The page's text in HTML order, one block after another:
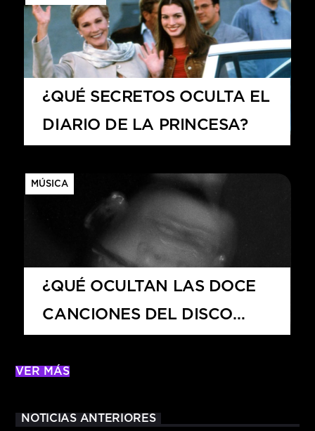
¿QUÉ SECRETOS OCULTA EL
DIARIO DE LA PRINCESA?
MÚSICA
¿QUÉ OCULTAN LAS DOCE
CANCIONES DEL DISCO
VER MÁS
NOTICIAS ANTERIORES